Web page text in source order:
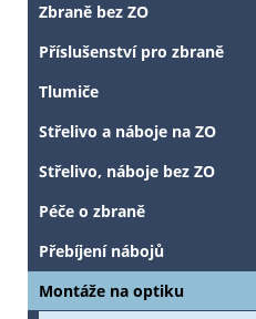
Zbraně bez ZO
Příslušenství pro zbraně
Tlumiče
Střelivo a náboje na ZO
Střelivo, náboje bez ZO
Péče o zbraně
Přebíjení nábojů
Montáže na optiku